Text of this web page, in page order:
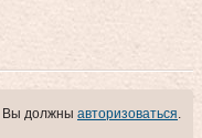
Вы должны авторизоваться.